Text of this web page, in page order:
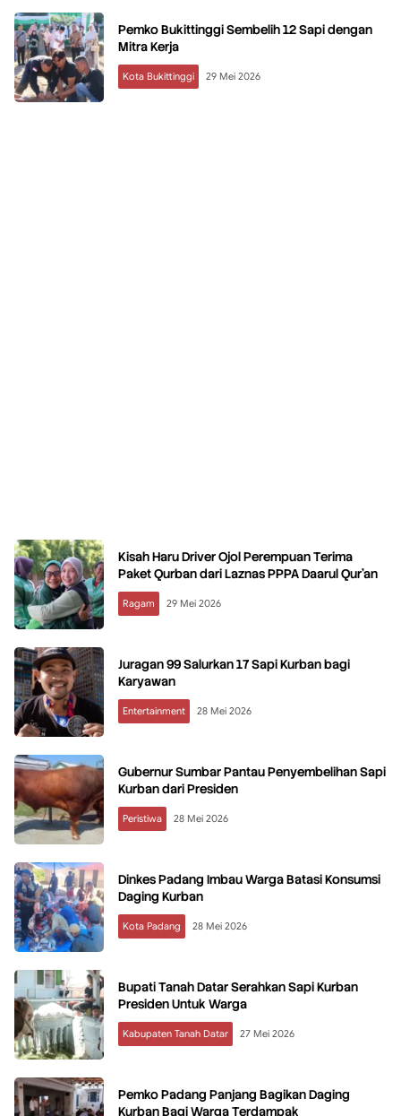
Pemko Bukittinggi Sembelih 12 Sapi dengan
Mitra Kerja
Kota Bukittinggi 29 Mei 2026
Kisah Haru Driver Ojol Perempuan Terima
Paket Qurban dari Laznas PPPA Daarul Qur’an
Ragam 29 Mei 2026
Juragan 99 Salurkan 17 Sapi Kurban bagi
Karyawan
Entertainment 28 Mei 2026
Gubernur Sumbar Pantau Penyembelihan Sapi
Kurban dari Presiden
Peristiwa 28 Mei 2026
Dinkes Padang Imbau Warga Batasi Konsumsi
Daging Kurban
Kota Padang 28 Mei 2026
Bupati Tanah Datar Serahkan Sapi Kurban
Presiden Untuk Warga
Kabupaten Tanah Datar 27 Mei 2026
Pemko Padang Panjang Bagikan Daging
Kurban Bagi Warga Terdampak